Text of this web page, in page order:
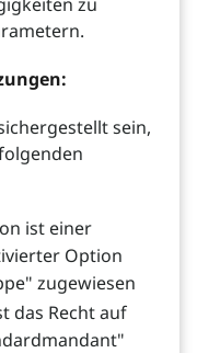
sein,
ist einer
Option
zugewiesen
das Recht auf